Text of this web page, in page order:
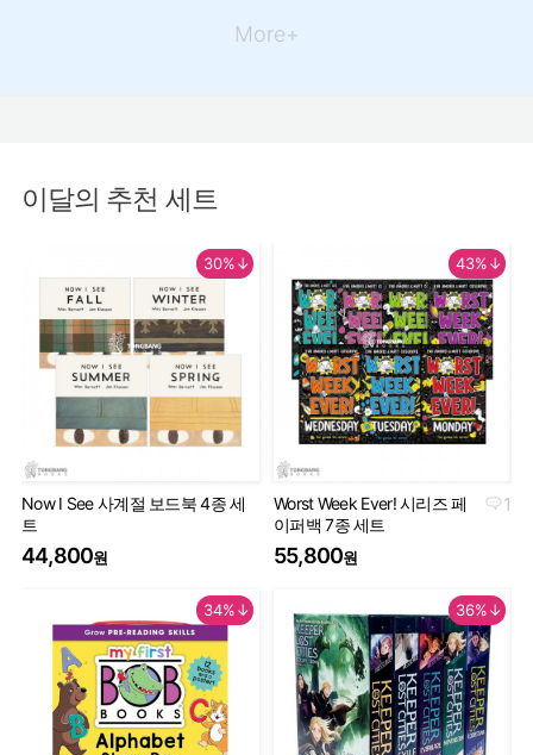
More+
이달의 추천 세트
30%↓
Now I See 사계절 보드북 4종 세
트
44,800원
43%↓
1
Worst Week Ever! 시리즈 페
이퍼백 7종 세트
55,800원
34%↓ 36%↓